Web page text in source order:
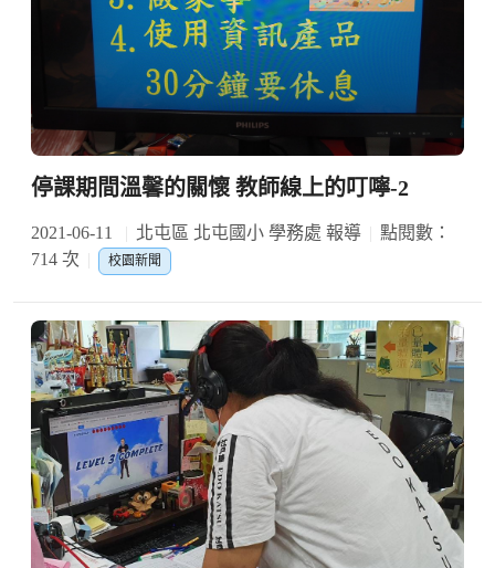
停課期間溫馨的關懷 教師線上的叮嚀-2
2021-06-11 北屯區 北屯國小 學務處 報導
點閱數：
714 次
校園新聞